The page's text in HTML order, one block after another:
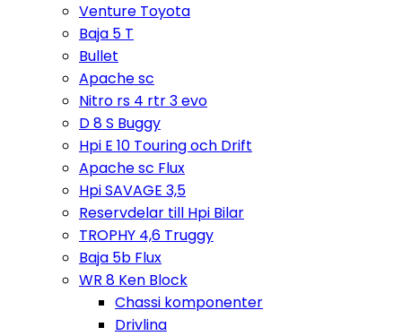
Venture Toyota
Baja 5 T
Bullet
Apache sc
Nitro rs 4 rtr 3 evo
D 8 S Buggy
Hpi E 10 Touring och Drift
Apache sc Flux
Hpi SAVAGE 3,5
Reservdelar till Hpi Bilar
TROPHY 4,6 Truggy
Baja 5b Flux
WR 8 Ken Block
Chassi komponenter
Drivlina